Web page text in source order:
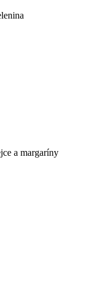
a margaríny